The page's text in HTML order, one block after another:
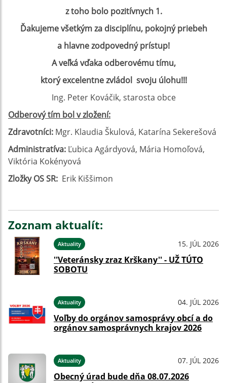
z toho bolo pozitívnych 1.
Ďakujeme všetkým za disciplínu, pokojný priebeh
a hlavne zodpovedný prístup!
A veľká vďaka odberovému tímu,
ktorý excelentne zvládol svoju úlohu!!!
Ing. Peter Kováčik, starosta obce
Odberový tím bol v zložení:
Zdravotníci: Mgr. Klaudia Škulová, Katarína Sekerešová
Administratíva: Ľubica Agárdyová, Mária Homoľová,
Viktória Kokényová
Zložky OS SR: Erik Kiššimon
Zoznam aktualít:
Aktuality 15. JÚL 2026
''Veteránsky zraz Krškany'' - UŽ TÚTO
SOBOTU
Aktuality 04. JÚL 2026
Voľby do orgánov samosprávy obcí a do
orgánov samosprávnych krajov 2026
Aktuality 07. JÚL 2026
Obecný úrad bude dňa 08.07.2026